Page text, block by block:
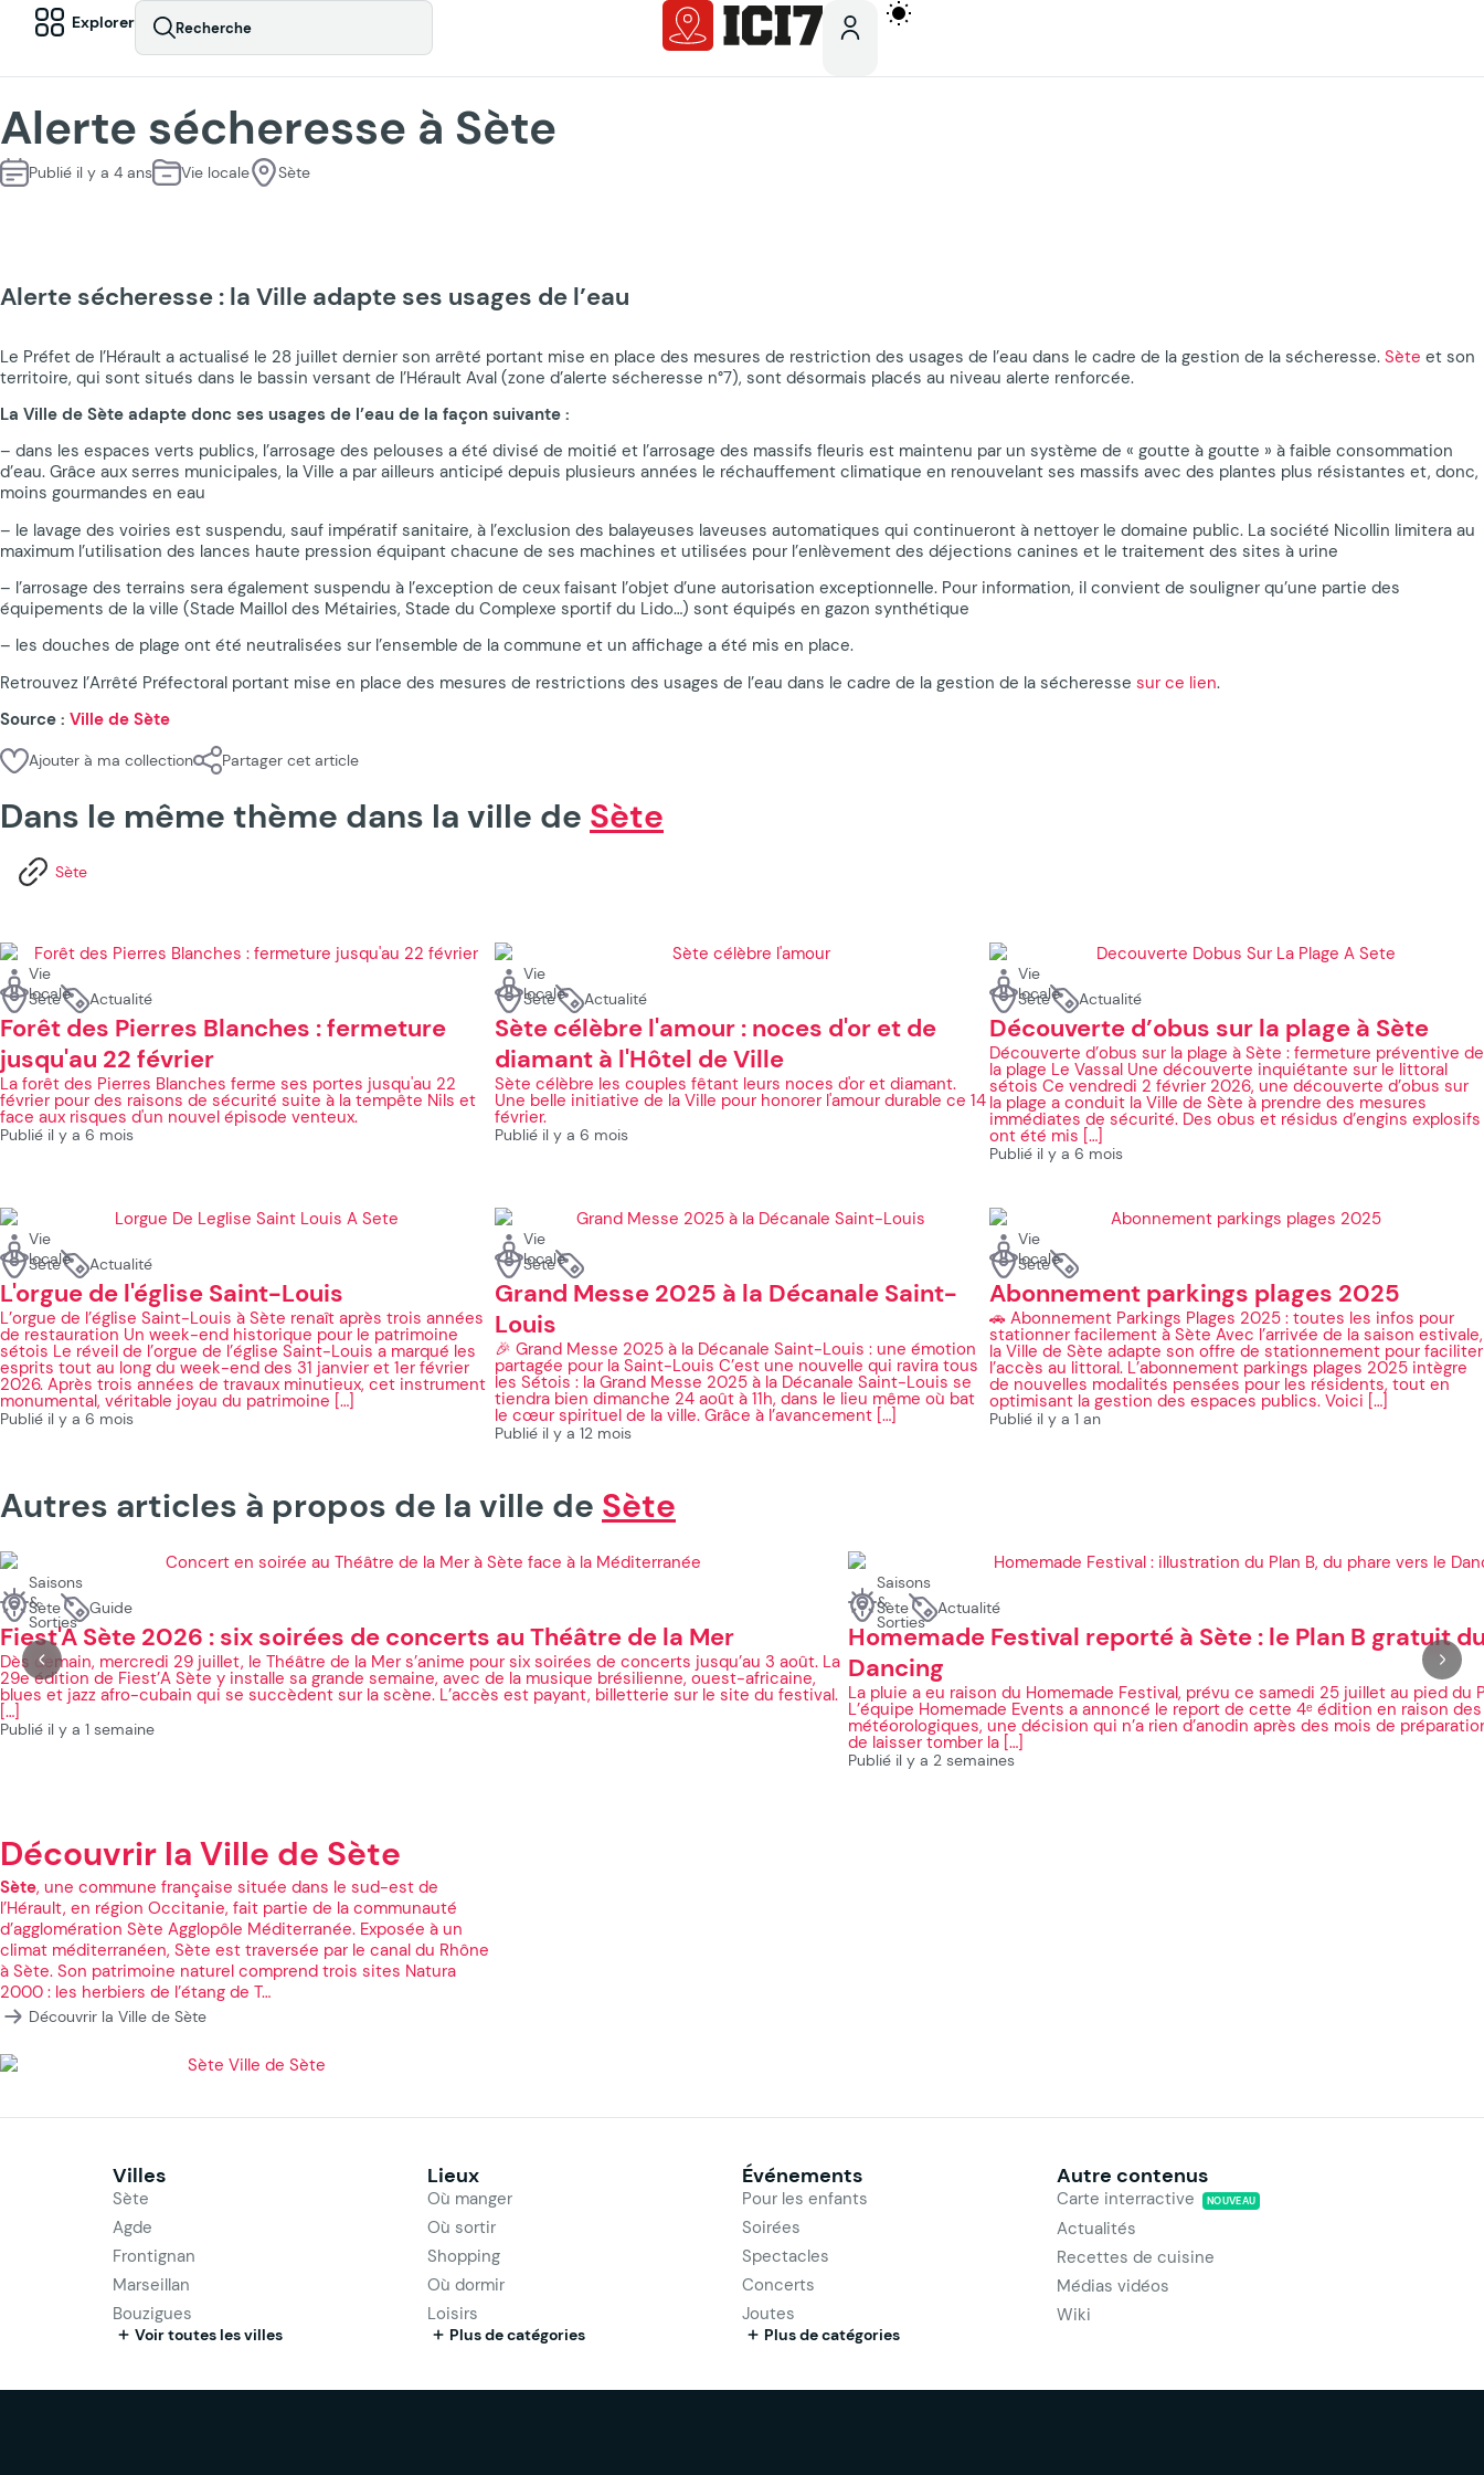
Explorer Recherche
Alerte sécheresse à Sète
Publié il y a 4 ans Vie locale Sète
Alerte sécheresse : la Ville adapte ses usages de l’eau
Le Préfet de l’Hérault a actualisé le 28 juillet dernier son arrêté portant mise en place des mesures de restriction des usages de l’eau dans le cadre de la gestion de la sécheresse. Sète et son
territoire, qui sont situés dans le bassin versant de l’Hérault Aval (zone d’alerte sécheresse n°7), sont désormais placés au niveau alerte renforcée.
La Ville de Sète adapte donc ses usages de l’eau de la façon suivante :
– dans les espaces verts publics, l’arrosage des pelouses a été divisé de moitié et l’arrosage des massifs fleuris est maintenu par un système de « goutte à goutte » à faible consommation
d’eau. Grâce aux serres municipales, la Ville a par ailleurs anticipé depuis plusieurs années le réchauffement climatique en renouvelant ses massifs avec des plantes plus résistantes et, donc,
moins gourmandes en eau
– le lavage des voiries est suspendu, sauf impératif sanitaire, à l’exclusion des balayeuses laveuses automatiques qui continueront à nettoyer le domaine public. La société Nicollin limitera au
maximum l’utilisation des lances haute pression équipant chacune de ses machines et utilisées pour l’enlèvement des déjections canines et le traitement des sites à urine
– l’arrosage des terrains sera également suspendu à l’exception de ceux faisant l’objet d’une autorisation exceptionnelle. Pour information, il convient de souligner qu’une partie des
équipements de la ville (Stade Maillol des Métairies, Stade du Complexe sportif du Lido…) sont équipés en gazon synthétique
– les douches de plage ont été neutralisées sur l’ensemble de la commune et un affichage a été mis en place.
Retrouvez l’Arrêté Préfectoral portant mise en place des mesures de restrictions des usages de l’eau dans le cadre de la gestion de la sécheresse sur ce lien.
Source : Ville de Sète
Ajouter à ma collection Partager cet article
Dans le même thème dans la ville de Sète
Sète
Vie
locale
Sète Actualité
Forêt des Pierres Blanches : fermeture
jusqu'au 22 février
La forêt des Pierres Blanches ferme ses portes jusqu'au 22
février pour des raisons de sécurité suite à la tempête Nils et
face aux risques d'un nouvel épisode venteux.
Publié il y a 6 mois
Vie
locale
Sète Actualité
Sète célèbre l'amour : noces d'or et de
diamant à l'Hôtel de Ville
Sète célèbre les couples fêtant leurs noces d'or et diamant.
Une belle initiative de la Ville pour honorer l'amour durable ce 14
février.
Publié il y a 6 mois
Vie
locale
Sète Actualité
Découverte d’obus sur la plage à Sète
Découverte d’obus sur la plage à Sète : fermeture préventive de
la plage Le Vassal Une découverte inquiétante sur le littoral
sétois Ce vendredi 2 février 2026, une découverte d’obus sur
la plage a conduit la Ville de Sète à prendre des mesures
immédiates de sécurité. Des obus et résidus d’engins explosifs
ont été mis […]
Publié il y a 6 mois
Vie
locale
Sète Actualité
L'orgue de l'église Saint-Louis
L’orgue de l’église Saint-Louis à Sète renaît après trois années
de restauration Un week-end historique pour le patrimoine
sétois Le réveil de l’orgue de l’église Saint-Louis a marqué les
esprits tout au long du week-end des 31 janvier et 1er février
2026. Après trois années de travaux minutieux, cet instrument
monumental, véritable joyau du patrimoine […]
Publié il y a 6 mois
Vie
locale
Sète
Grand Messe 2025 à la Décanale Saint-
Louis
🎉 Grand Messe 2025 à la Décanale Saint-Louis : une émotion
partagée pour la Saint-Louis C’est une nouvelle qui ravira tous
les Sétois : la Grand Messe 2025 à la Décanale Saint-Louis se
tiendra bien dimanche 24 août à 11h, dans le lieu même où bat
le cœur spirituel de la ville. Grâce à l’avancement […]
Publié il y a 12 mois
Vie
locale
Sète
Abonnement parkings plages 2025
🚗 Abonnement Parkings Plages 2025 : toutes les infos pour
stationner facilement à Sète Avec l’arrivée de la saison estivale,
la Ville de Sète adapte son offre de stationnement pour faciliter
l’accès au littoral. L’abonnement parkings plages 2025 intègre
de nouvelles modalités pensées pour les résidents, tout en
optimisant la gestion des espaces publics. Voici […]
Publié il y a 1 an
Autres articles à propos de la ville de Sète
Saisons
&
Sorties
Sète Guide
Fiest'A Sète 2026 : six soirées de concerts au Théâtre de la Mer
Dès demain, mercredi 29 juillet, le Théâtre de la Mer s’anime pour six soirées de concerts jusqu’au 3 août. La
29e édition de Fiest’A Sète y installe sa grande semaine, avec de la musique brésilienne, ouest-africaine,
blues et jazz afro-cubain qui se succèdent sur la scène. L’accès est payant, billetterie sur le site du festival.
[…]
Publié il y a 1 semaine
Saisons
&
Sorties
Sète Actualité
Homemade Festival reporté à Sète : le Plan B gratuit
Dancing
La pluie a eu raison du Homemade Festival, prévu ce samedi 25 juillet au pied du
L’équipe Homemade Events a annoncé le report de cette 4ᵉ édition en raison
météorologiques, une décision qui n’a rien d’anodin après des mois de
de laisser tomber la […]
Publié il y a 2 semaines
Découvrir la Ville de Sète
Sète, une commune française située dans le sud-est de
l’Hérault, en région Occitanie, fait partie de la communauté
d’agglomération Sète Agglopôle Méditerranée. Exposée à un
climat méditerranéen, Sète est traversée par le canal du Rhône
à Sète. Son patrimoine naturel comprend trois sites Natura
2000 : les herbiers de l’étang de T…
Découvrir la Ville de Sète
Villes
Sète
Agde
Frontignan
Marseillan
Bouzigues
Voir toutes les villes
Lieux
Où manger
Où sortir
Shopping
Où dormir
Loisirs
Plus de catégories
Événements
Pour les enfants
Soirées
Spectacles
Concerts
Joutes
Plus de catégories
Autre contenus
Carte interractive NOUVEAU
Actualités
Recettes de cuisine
Médias vidéos
Wiki